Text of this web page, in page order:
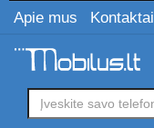
Apie mus Kontaktai